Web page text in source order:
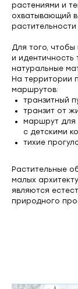
растениями и
охватывающий
Для того, чтобы
и идентичность
натуральные
На территории
маршрутов:
транзитный
транзит от
маршрут для
с детскими
тихие
Растительные
малых
являются
природного